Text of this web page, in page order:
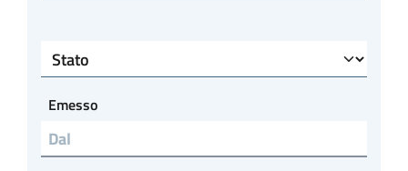
Stato
Emesso